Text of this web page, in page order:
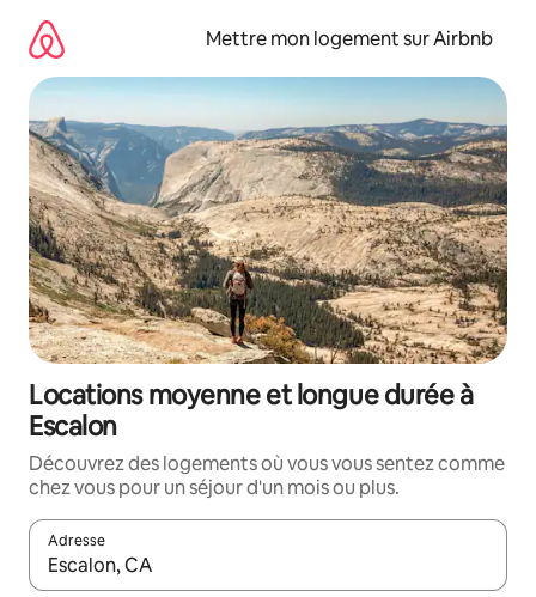
directement
contenu
Mettre mon logement sur Airbnb
Locations moyenne et longue durée à
Escalon
Découvrez des logements où vous vous sentez comme
chez vous pour un séjour d'un mois ou plus.
Adresse
Lorsque les résultats s'affichent, utilisez les flèches vers le